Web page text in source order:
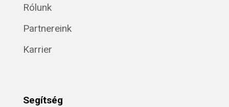
Rólunk
Partnereink
Karrier
Segítség